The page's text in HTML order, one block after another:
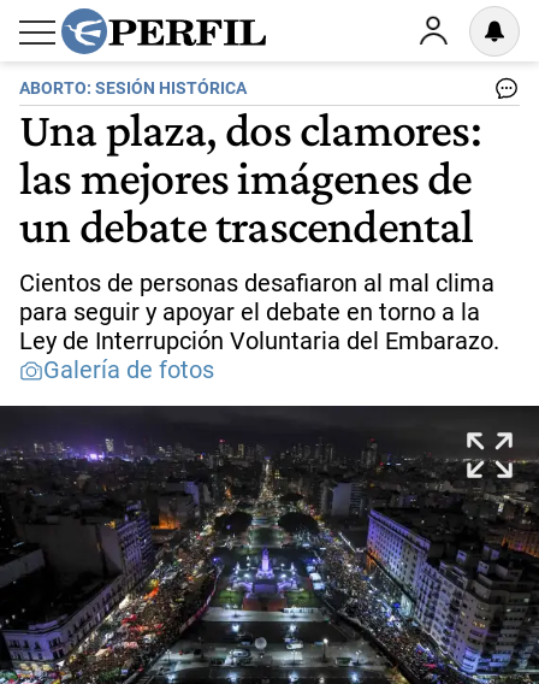
ABORTO: SESIÓN HISTÓRICA
Una plaza, dos clamores:
las mejores imágenes de
un debate trascendental
Cientos de personas desafiaron al mal clima
para seguir y apoyar el debate en torno a la
Ley de Interrupción Voluntaria del Embarazo.
Galería de fotos